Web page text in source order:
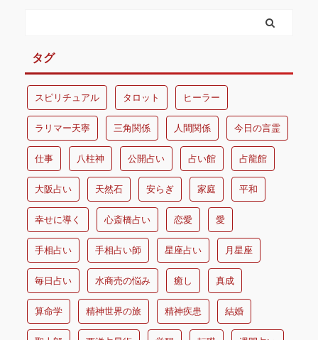
タグ
スピリチュアル タロット ヒーラー
ラリマー天寧 三角関係 人間関係 今日の言霊
仕事 八柱神 公開占い 占い館 占龍館
大阪占い 天然石 安らぎ 家庭 平和
幸せに導く 心斎橋占い 恋愛 愛
手相占い 手相占い師 星座占い 月星座
毎日占い 水商売の悩み 癒し 真成
算命学 精神世界の旅 精神疾患 結婚